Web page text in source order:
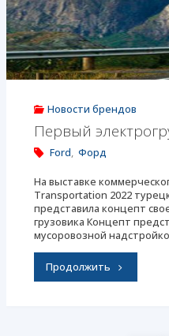
Transit
Custom"
Новости брендов
Первый
Ford, Форд
На выставке
Transportation 2022
представила концепт
грузовика Концепт
мусоровозной
Продолжить"Первый